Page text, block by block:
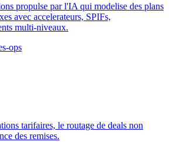
propulse par l'IA qui modelise des plans
avec accelerateurs, SPIFs,
multi-niveaux.
ops
tarifaires, le routage de deals non
des remises.